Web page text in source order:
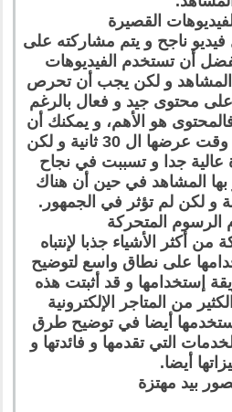
ناجح و يتم مشاركته على
أن تستخدم الفيديوهات
المشاهد و لكن يجب أن تحرص
محتوى جيد و فعال بالرغم
هو الأهم، و يمكنك أن
ترى فيديوهات لا يتعدى وقت عرضها ال 30 ثانية و لكن
جدا و تسببت في نجاح
بها المشاهد في حين أن هناك
و لكن لم تؤثر في الجمهور.
من أكثر الأشياء جذبا لإنتباه
على نطاق واسع لتوضيح
إستخدامها و قد أثبتت هذه
من المتاجر الإلكترونية
أيضا في توضيح طرق
التي تقدمها و فائدتها و
أيضا.